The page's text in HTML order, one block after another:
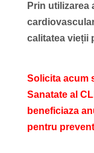
Prin utilizarea
calitatea vieții
Solicita acum
Sanatate al
beneficiaza
pentru